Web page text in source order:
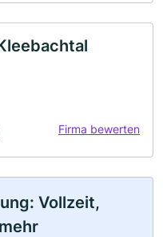
Firma bewerten
Vollzeit,